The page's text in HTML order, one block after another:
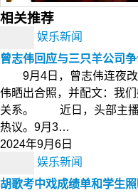
相关推荐
娱乐新闻
曾志伟回应与三只羊公司争
9月4日，曾志伟连夜改
伟晒出合照，并配文：我
关系。 近日，头部主播
热议。9月3…
2024年9月6日
娱乐新闻
胡歌考中戏成绩单和学生